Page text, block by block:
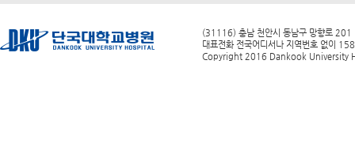
(31116) 충남 천안시 동남구 망향로 201
대표전화 전국어디서나 지역번호 없이
Copyright 2016 Dankook University